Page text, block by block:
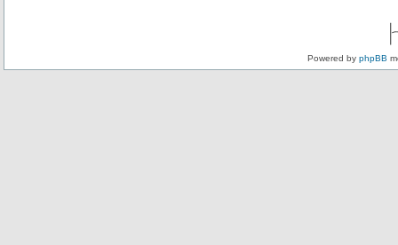
Powered by phpBB